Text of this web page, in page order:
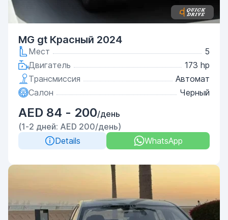
MG gt Красный 2024
Мест
5
Двигатель
173 hp
Трансмиссия
Автомат
Салон
Черный
AED 84 - 200/день
(1-2 дней: AED 200/день)
Details
WhatsApp